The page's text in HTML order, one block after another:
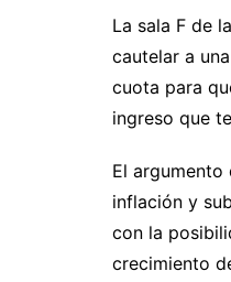
La sala F de
cautelar a
cuota para
ingreso que
El
inflación y
con la
crecimiento